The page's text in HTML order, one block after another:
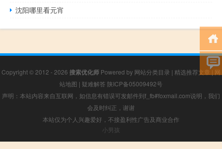
沈阳哪里看元宵
Copyright © 2012 - 2026 搜索优化师 Powered by 网站分类目录 | 精选推荐文章| 网
站地图 | 疑难解答 陕ICP备05009492号
声明：本站内容来自互联网，如信息有错误可发邮件到f_fb#foxmail.com说明，我们
会及时纠正，谢谢
本站仅为个人兴趣爱好，不接盈利性广告及商业合作
小男孩